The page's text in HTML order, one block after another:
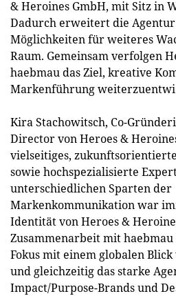
& Heroines GmbH, mit Sitz in
Dadurch erweitert die
Möglichkeiten für weiteres
Raum. Gemeinsam verfolgen
haebmau das Ziel, kreative
Markenführung
Kira Stachowitsch, Co-
Director von Heroes &
vielseitiges,
sowie hochspezialisierte
unterschiedlichen Sparten der
Markenkommunikation war
Identität von Heroes &
Zusammenarbeit mit
Fokus mit einem globalen
und gleichzeitig das starke
Impact/Purpose-Brands und